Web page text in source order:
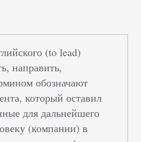
(to lead)
направить,
обозначают
который оставил
для дальнейшего
(компании) в